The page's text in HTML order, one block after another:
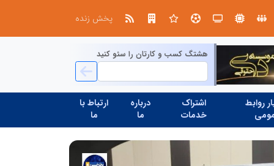
پخش زنده
هشتگ کسب و کارتان را سئو کنید
روابط
اشتراک
خدمات
درباره
ما
ارتباط با
ما